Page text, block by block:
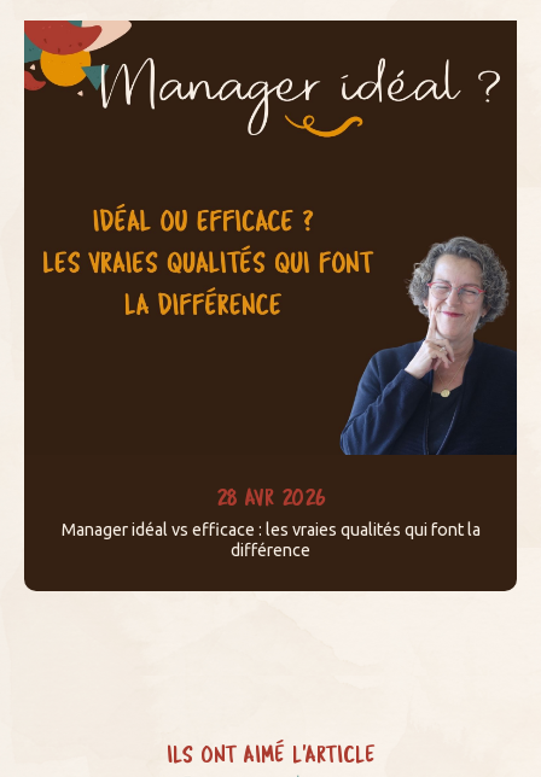
28 AVR 2026
Manager idéal vs efficace : les vraies qualités qui font la
différence
ILS ONT AIMÉ L'ARTICLE